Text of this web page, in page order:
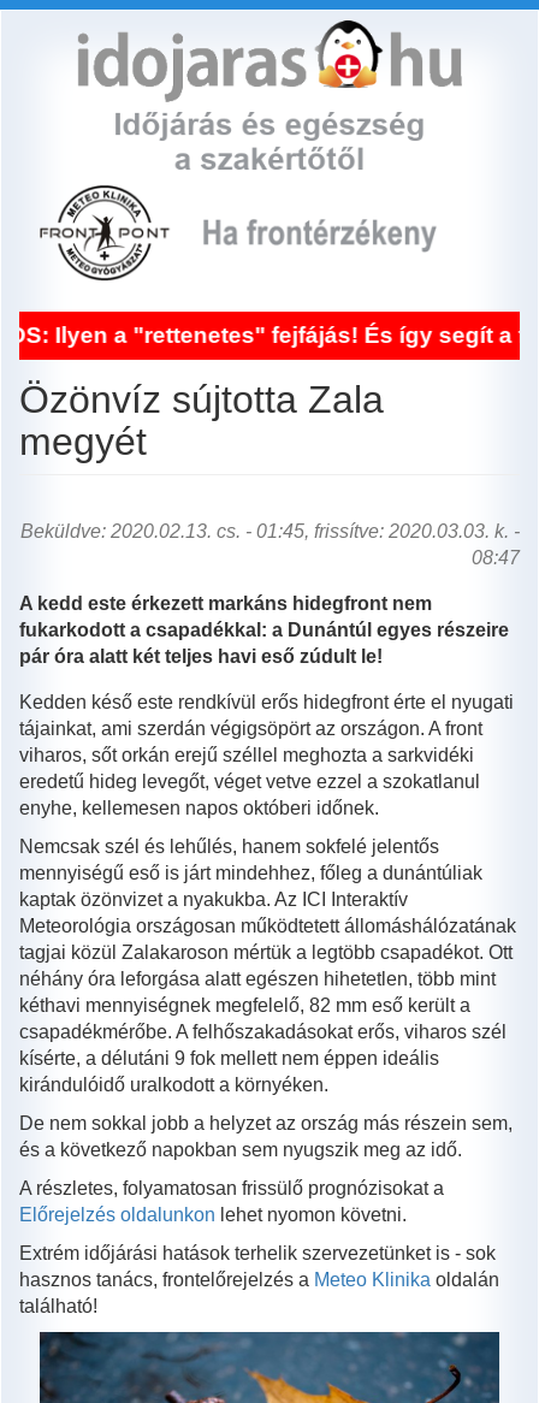
a "rettenetes" fejfájás! És így segít a
Özönvíz sújtotta Zala
megyét
Beküldve: 2020.02.13. cs. - 01:45, frissítve: 2020.03.03. k. -
08:47
A kedd este érkezett markáns hidegfront nem
fukarkodott a csapadékkal: a Dunántúl egyes részeire
pár óra alatt két teljes havi eső zúdult le!
Kedden késő este rendkívül erős hidegfront érte el nyugati
tájainkat, ami szerdán végigsöpört az országon. A front
viharos, sőt orkán erejű széllel meghozta a sarkvidéki
eredetű hideg levegőt, véget vetve ezzel a szokatlanul
enyhe, kellemesen napos októberi időnek.
Nemcsak szél és lehűlés, hanem sokfelé jelentős
mennyiségű eső is járt mindehhez, főleg a dunántúliak
kaptak özönvizet a nyakukba. Az ICI Interaktív
Meteorológia országosan működtetett állomáshálózatának
tagjai közül Zalakaroson mértük a legtöbb csapadékot. Ott
néhány óra leforgása alatt egészen hihetetlen, több mint
kéthavi mennyiségnek megfelelő, 82 mm eső került a
csapadékmérőbe. A felhőszakadásokat erős, viharos szél
kísérte, a délutáni 9 fok mellett nem éppen ideális
kirándulóidő uralkodott a környéken.
De nem sokkal jobb a helyzet az ország más részein sem,
és a következő napokban sem nyugszik meg az idő.
A részletes, folyamatosan frissülő prognózisokat a
Előrejelzés oldalunkon lehet nyomon követni.
Extrém időjárási hatások terhelik szervezetünket is - sok
hasznos tanács, frontelőrejelzés a Meteo Klinika oldalán
található!